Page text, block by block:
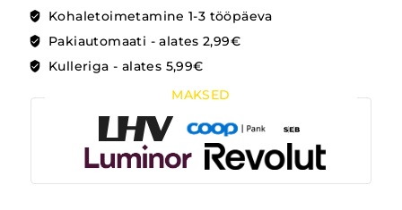
Kohaletoimetamine 1-3 tööpäeva
Pakiautomaati - alates 2,99€
Kulleriga - alates 5,99€
MAKSED